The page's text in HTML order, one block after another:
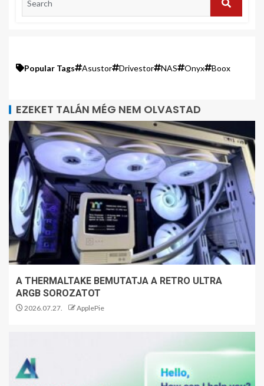
Popular Tags Asustor Drivestor NAS Onyx Boox
EZEKET TALÁN MÉG NEM OLVASTAD
A THERMALTAKE BEMUTATJA A RETRO ULTRA
ARGB SOROZATOT
2026.07.27. ApplePie